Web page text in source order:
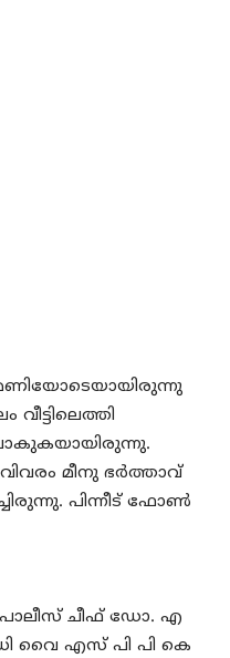
മണിയോടെയായിരുന്നു
മീനു ഭര്‍ത്താവ്
പിന്നീട് ഫോണ്‍
ചീഫ് ഡോ. എ
വൈ എസ് പി പി കെ